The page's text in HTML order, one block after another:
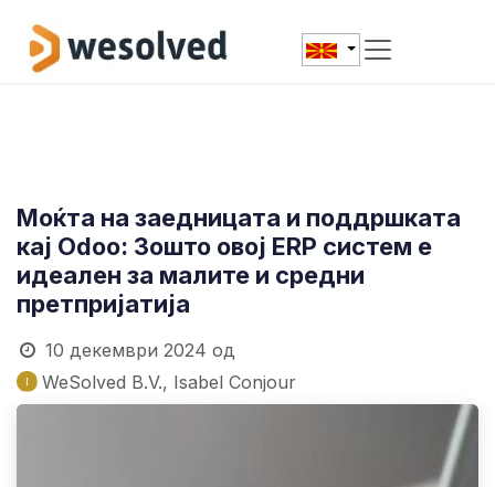
Моќта на заедницата и поддршката
кај Odoo: Зошто овој ERP систем е
идеален за малите и средни
претпријатија
10 декември 2024 од
WeSolved B.V., Isabel Conjour